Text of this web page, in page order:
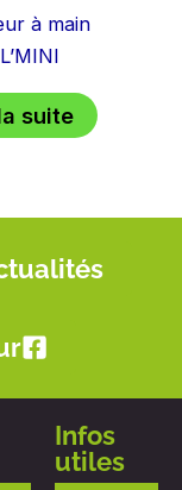
à main
suite
Infos
utiles